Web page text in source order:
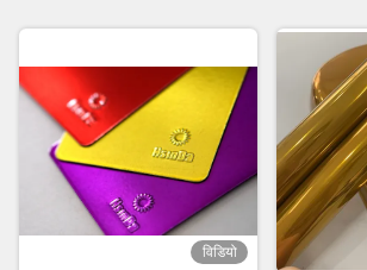
विडियो